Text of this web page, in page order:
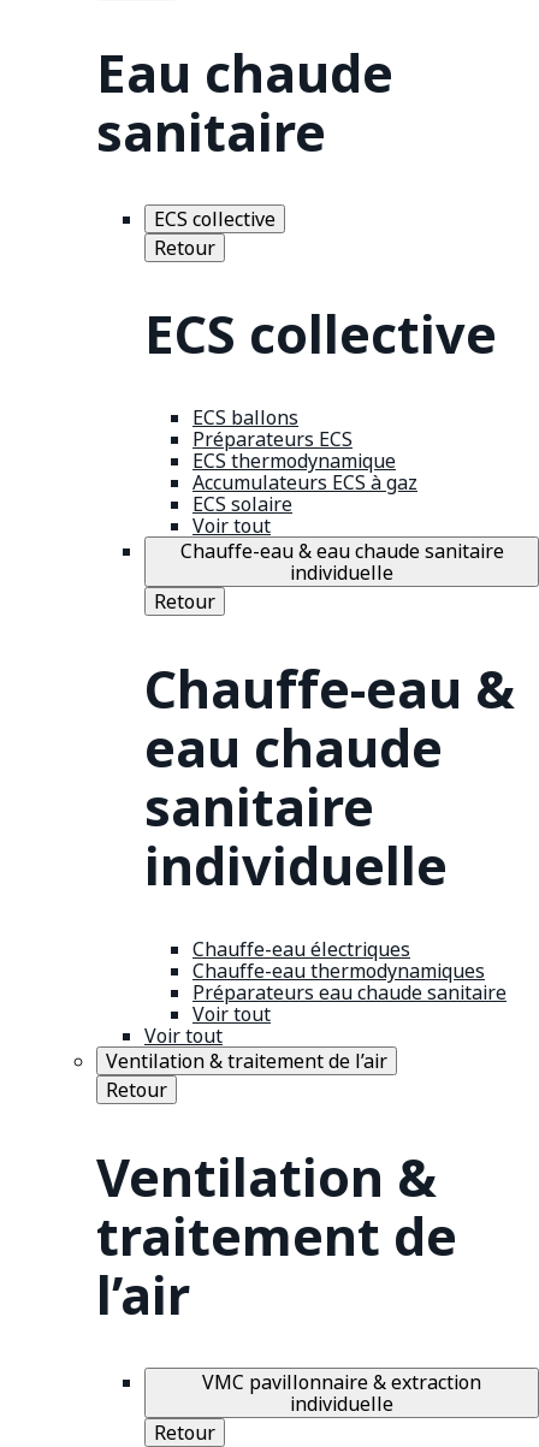
Eau chaude
sanitaire
ECS collective
Retour
ECS collective
ECS ballons
Préparateurs ECS
ECS thermodynamique
Accumulateurs ECS à gaz
ECS solaire
Voir tout
Chauffe-eau & eau chaude sanitaire
individuelle
Retour
Chauffe-eau &
eau chaude
sanitaire
individuelle
Chauffe-eau électriques
Chauffe-eau thermodynamiques
Préparateurs eau chaude sanitaire
Voir tout
Voir tout
Ventilation & traitement de l’air
Retour
Ventilation &
traitement de
l’air
VMC pavillonnaire & extraction
individuelle
Retour